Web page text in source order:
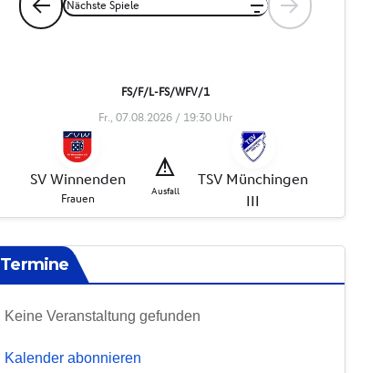
Termine
Keine Veranstaltung gefunden
Kalender abonnieren